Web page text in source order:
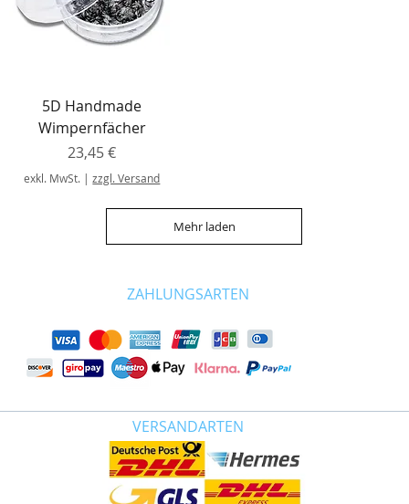
5D Handmade
Wimpernfächer
Preis
23,45 €
exkl. MwSt. |zzgl. Versand
Mehr laden
VERSANDARTEN
ZAHLUNGSARTEN